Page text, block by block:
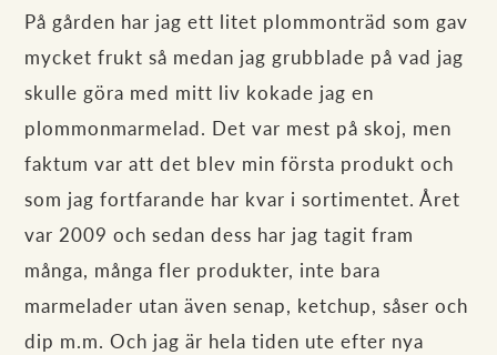
På gården har jag ett litet plommonträd som gav
mycket frukt så medan jag grubblade på vad jag
skulle göra med mitt liv kokade jag en
plommonmarmelad. Det var mest på skoj, men
faktum var att det blev min första produkt och
som jag fortfarande har kvar i sortimentet. Året
var 2009 och sedan dess har jag tagit fram
många, många fler produkter, inte bara
marmelader utan även senap, ketchup, såser och
dip m.m. Och jag är hela tiden ute efter nya